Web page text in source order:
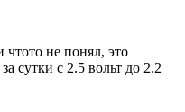
чтото не понял, это
сутки с 2.5 вольт до 2.2